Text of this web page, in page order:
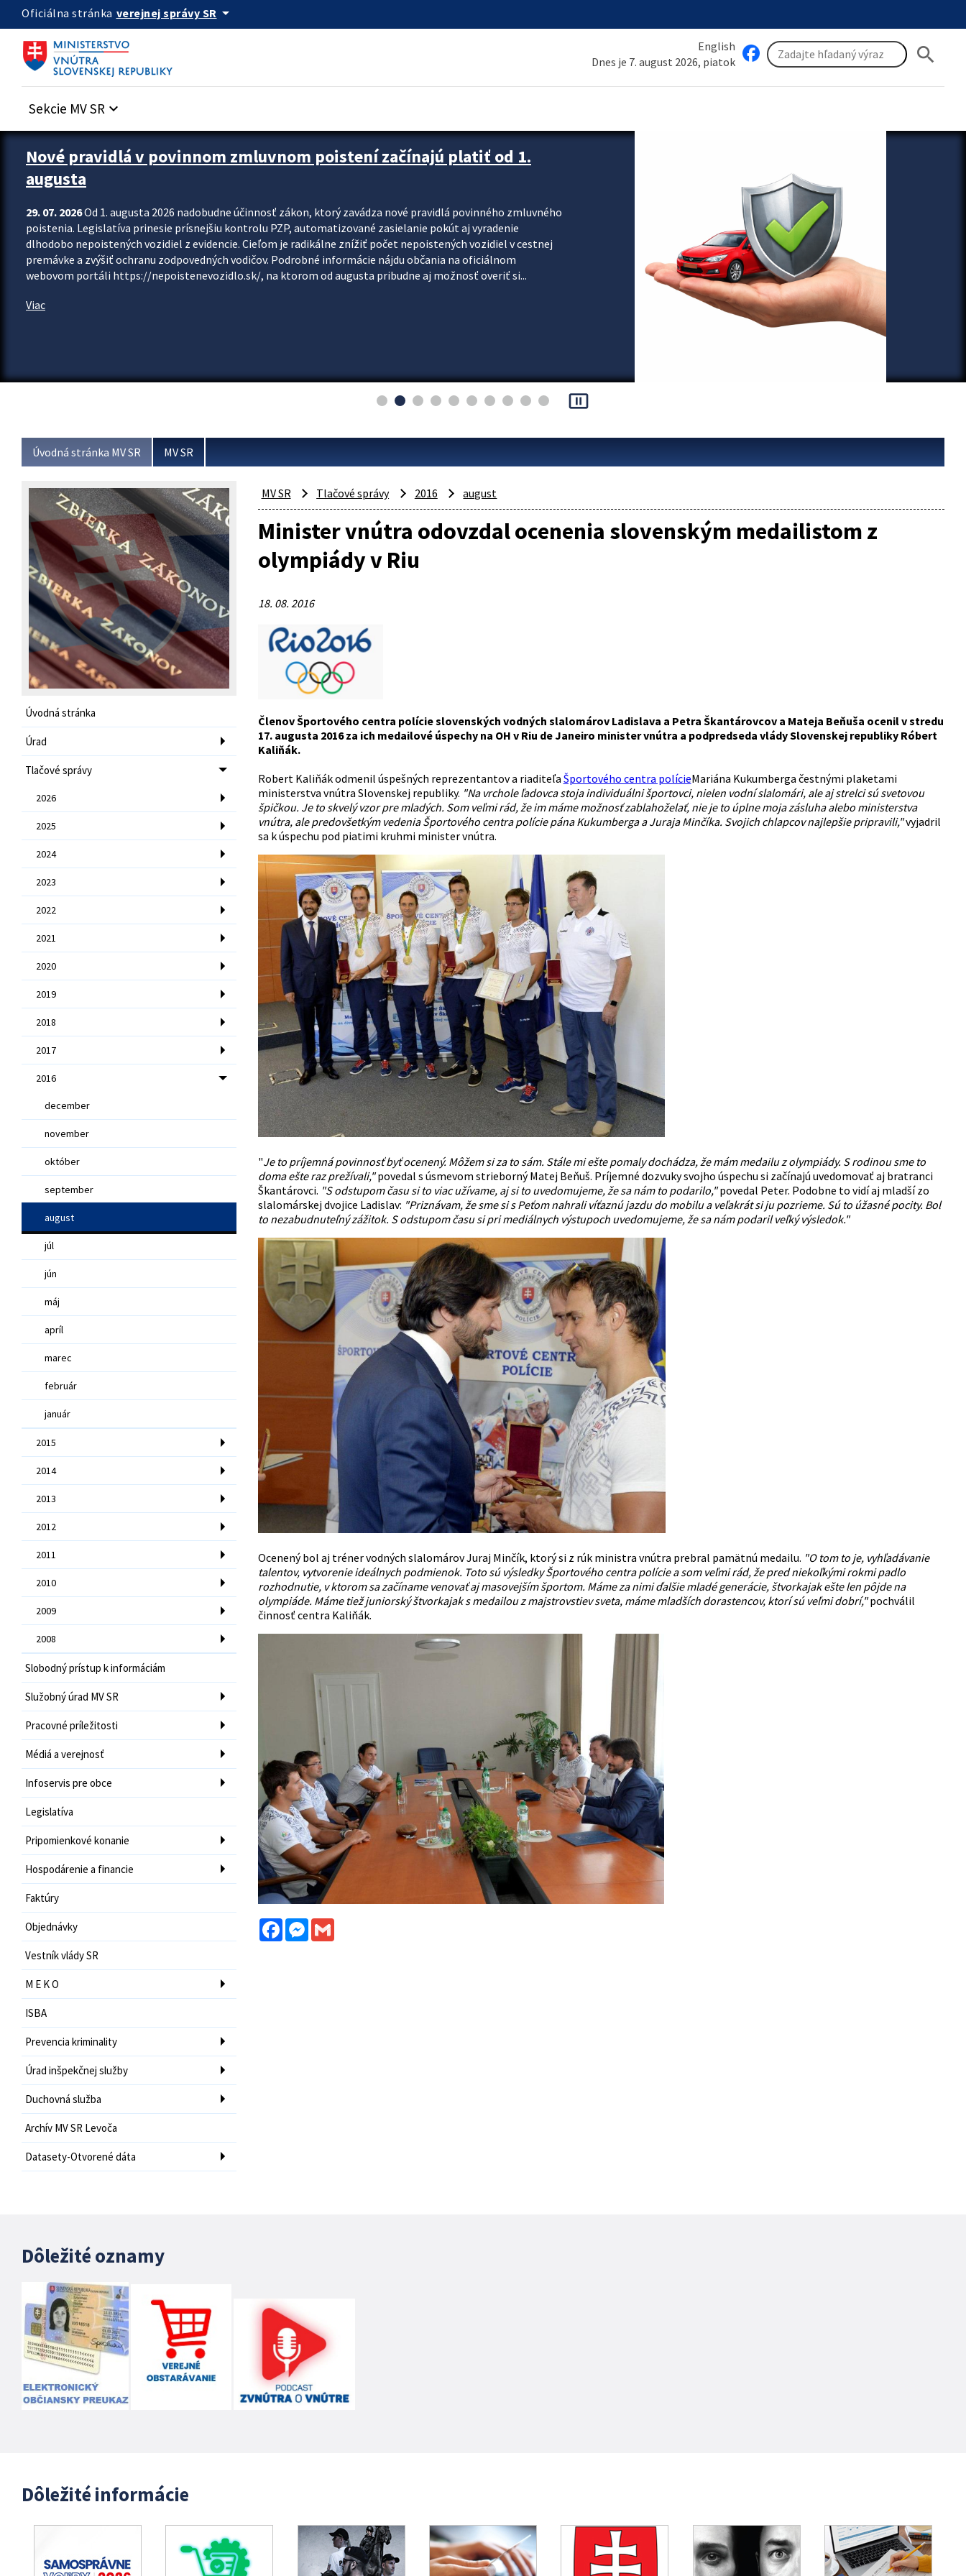
Preskocit na hlavný obsah
Oficiálna stránka verejnej správy SR arrow_drop_down
English
Dnes je 7. august 2026, piatok
search
Sekcie MV SR keyboard_arrow_down
Zastavit automatický posun upútavok
Nové pravidlá v povinnom zmluvnom poistení začínajú platiť od 1.
augusta
29. 07. 2026Od 1. augusta 2026 nadobudne účinnosť zákon, ktorý zavádza nové pravidlá povinného zmluvného
poistenia. Legislatíva prinesie prísnejšiu kontrolu PZP, automatizované zasielanie pokút aj vyradenie
dlhodobo nepoistených vozidiel z evidencie. Cieľom je radikálne znížiť počet nepoistených vozidiel v cestnej
premávke a zvýšiť ochranu zodpovedných vodičov. Podrobné informácie nájdu občania na oficiálnom
webovom portáli https://nepoistenevozidlo.sk/, na ktorom od augusta pribudne aj možnosť overiť si...
Viac
pause_presentation
Úvodná stránka MV SR MV SR
Úvodná stránka
Úrad
Tlačové správy
2026
2025
2024
2023
2022
2021
2020
2019
2018
2017
2016
december
november
október
september
august
júl
jún
máj
apríl
marec
február
január
2015
2014
2013
2012
2011
2010
2009
2008
Slobodný prístup k informáciám
Služobný úrad MV SR
Pracovné príležitosti
Médiá a verejnosť
Infoservis pre obce
Legislatíva
Pripomienkové konanie
Hospodárenie a financie
Faktúry
Objednávky
Vestník vlády SR
M E K O
ISBA
Prevencia kriminality
Úrad inšpekčnej služby
Duchovná služba
Archív MV SR Levoča
Datasety-Otvorené dáta
MV SR Tlačové správy 2016 august
Minister vnútra odovzdal ocenenia slovenským medailistom z
olympiády v Riu
18. 08. 2016
Členov Športového centra polície slovenských vodných slalomárov Ladislava a Petra Škantárovcov a Mateja Beňuša ocenil v stredu
17. augusta 2016 za ich medailové úspechy na OH v Riu de Janeiro minister vnútra a podpredseda vlády Slovenskej republiky Róbert
Kaliňák.
Robert Kaliňák odmenil úspešných reprezentantov a riaditeľa Športového centra polícieMariána Kukumberga čestnými plaketami
ministerstva vnútra Slovenskej republiky. "Na vrchole ľadovca stoja individuálni športovci, nielen vodní slalomári, ale aj strelci sú svetovou
špičkou. Je to skvelý vzor pre mladých. Som veľmi rád, že im máme možnosť zablahoželať, nie je to úplne moja zásluha alebo ministerstva
vnútra, ale predovšetkým vedenia Športového centra polície pána Kukumberga a Juraja Minčíka. Svojich chlapcov najlepšie pripravili,"vyjadril
sa k úspechu pod piatimi kruhmi minister vnútra.
"Je to príjemná povinnosť byť ocenený. Môžem si za to sám. Stále mi ešte pomaly dochádza, že mám medailu z olympiády. S rodinou sme to
doma ešte raz prežívali,"povedal s úsmevom strieborný Matej Beňuš. Príjemné dozvuky svojho úspechu si začínajú uvedomovať aj bratranci
Škantárovci. "S odstupom času si to viac užívame, aj si to uvedomujeme, že sa nám to podarilo,"povedal Peter. Podobne to vidí aj mladší zo
slalomárskej dvojice Ladislav: "Priznávam, že sme si s Peťom nahrali víťaznú jazdu do mobilu a veľakrát si ju pozrieme. Sú to úžasné pocity. Bol
to nezabudnuteľný zážitok. S odstupom času si pri mediálnych výstupoch uvedomujeme, že sa nám podaril veľký výsledok."
Ocenený bol aj tréner vodných slalomárov Juraj Minčík, ktorý si z rúk ministra vnútra prebral pamätnú medailu. "O tom to je, vyhľadávanie
talentov, vytvorenie ideálnych podmienok. Toto sú výsledky Športového centra polície a som veľmi rád, že pred niekoľkými rokmi padlo
rozhodnutie, v ktorom sa začíname venovať aj masovejším športom. Máme za nimi ďalšie mladé generácie, štvorkajak ešte len pôjde na
olympiáde. Máme tiež juniorský štvorkajak s medailou z majstrovstiev sveta, máme mladších dorastencov, ktorí sú veľmi dobrí,"pochválil
činnosť centra Kaliňák.
FacebookMessenger
Gmail
Dôležité oznamy
Dôležité informácie